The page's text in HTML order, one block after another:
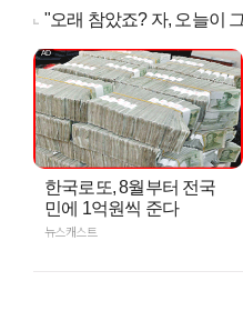
"오래 참았죠? 자, 오늘이
한국로또, 8월부터 전국
민에 1억원씩 준다
뉴스캐스트